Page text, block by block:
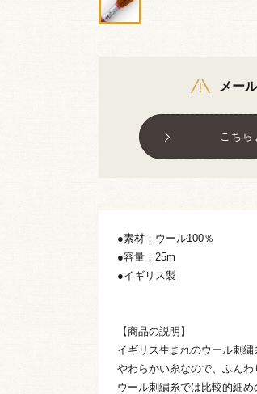
メー
こち
●素材：ウール100％
●容量：25m
●イギリス製
【商品の説明】
イギリス生まれのウール刺繍
やわらかい糸なので、ふんわ
ウール刺繍糸では比較的細